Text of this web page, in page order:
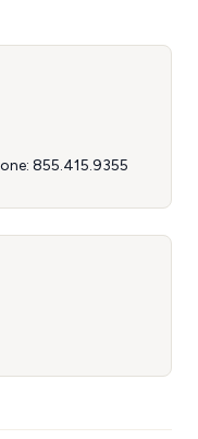
855.415.9355